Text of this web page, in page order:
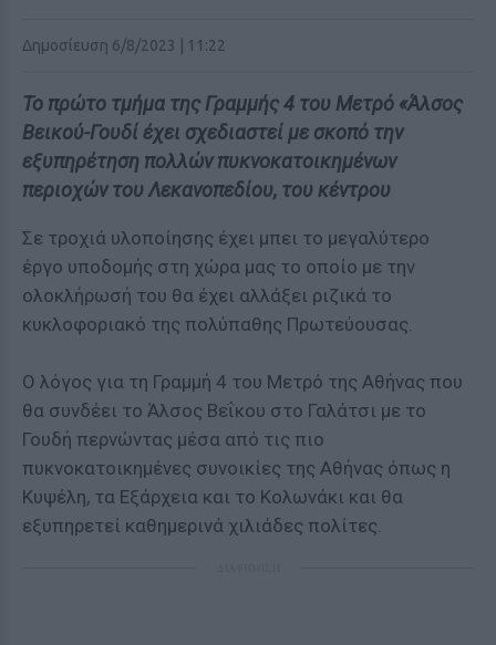
Δημοσίευση 6/8/2023 | 11:22
Το πρώτο τμήμα της Γραμμής 4 του Μετρό «Άλσος
Βεικού-Γουδί έχει σχεδιαστεί με σκοπό την
εξυπηρέτηση πολλών πυκνοκατοικημένων
περιοχών του Λεκανοπεδίου, του κέντρου
Σε τροχιά υλοποίησης έχει μπει το μεγαλύτερο
έργο υποδομής στη χώρα μας το οποίο με την
ολοκλήρωσή του θα έχει αλλάξει ριζικά το
κυκλοφοριακό της πολύπαθης Πρωτεύουσας.
Ο λόγος για τη Γραμμή 4 του Μετρό της Αθήνας που
θα συνδέει το Άλσος Βεΐκου στο Γαλάτσι με το
Γουδή περνώντας μέσα από τις πιο
πυκνοκατοικημένες συνοικίες της Αθήνας όπως η
Κυψέλη, τα Εξάρχεια και το Κολωνάκι και θα
εξυπηρετεί καθημερινά χιλιάδες πολίτες.